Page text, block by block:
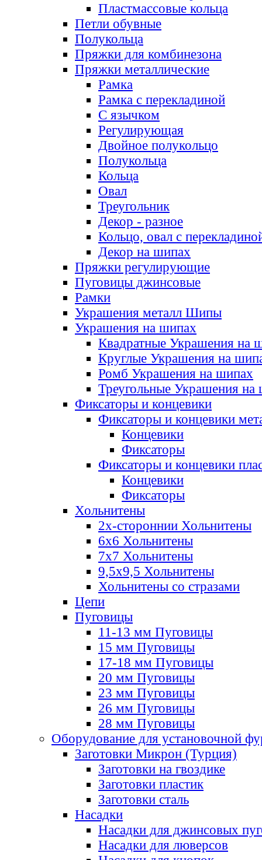
Пластмассовые кольца
Петли обувные
Полукольца
Пряжки для комбинезона
Пряжки металлические
Рамка
Рамка с перекладиной
С язычком
Регулирующая
Двойное полукольцо
Полукольца
Кольца
Овал
Треугольник
Декор - разное
Кольцо, овал с
Декор на шипах
Пряжки регулирующие
Пуговицы джинсовые
Рамки
Украшения металл Шипы
Украшения на шипах
Квадратные Украшения на
Круглые Украшения на
Ромб Украшения на шипах
Треугольные Украшения на
Фиксаторы и концевики
Фиксаторы и концевики
Концевики
Фиксаторы
Фиксаторы и концевики
Концевики
Фиксаторы
Хольнитены
2х-стороннии Хольнитены
6х6 Хольнитены
7х7 Хольнитены
9,5х9,5 Хольнитены
Хольнитены со стразами
Цепи
Пуговицы
11-13 мм Пуговицы
15 мм Пуговицы
17-18 мм Пуговицы
20 мм Пуговицы
23 мм Пуговицы
26 мм Пуговицы
28 мм Пуговицы
Оборудование для установочной
Заготовки Микрон (Турция)
Заготовки на гвоздике
Заготовки пластик
Заготовки сталь
Насадки
Насадки для джинсовых
Насадки для люверсов